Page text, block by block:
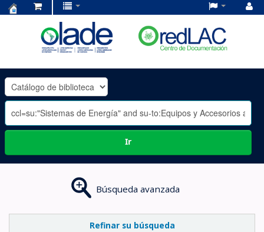
OLADE
-
Ir
Búsqueda avanzada
Refinar su búsqueda